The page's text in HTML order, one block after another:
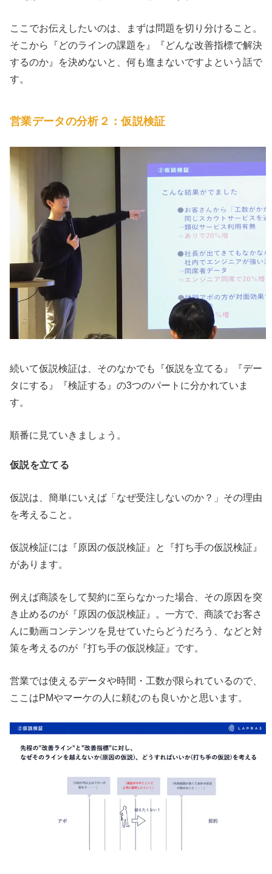
ここでお伝えしたいのは、まずは問題を切り分けること。
そこから『どのラインの課題を』『どんな改善指標で解決
するのか』を決めないと、何も進まないですよという話で
す。
営業データの分析２：仮説検証
続いて仮説検証は、そのなかでも『仮説を立てる』『デー
タにする』『検証する』の3つのパートに分かれていま
す。
順番に見ていきましょう。
仮説を立てる
仮説は、簡単にいえば「なぜ受注しないのか？」その理由
を考えること。
仮説検証には『原因の仮説検証』と『打ち手の仮説検証』
があります。
例えば商談をして契約に至らなかった場合、その原因を突
き止めるのが『原因の仮説検証』。一方で、商談でお客さ
んに動画コンテンツを見せていたらどうだろう、などと対
策を考えるのが『打ち手の仮説検証』です。
営業では使えるデータや時間・工数が限られているので、
ここはPMやマーケの人に頼むのも良いかと思います。